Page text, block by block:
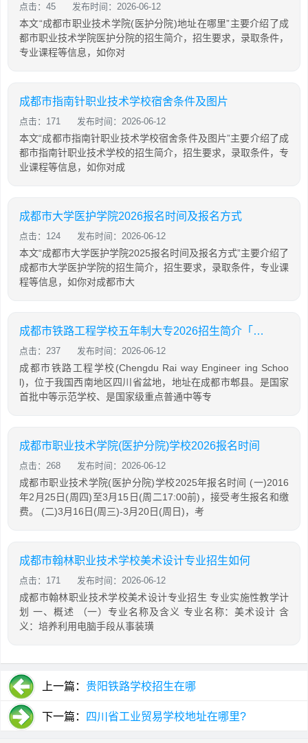
点击：45 发布时间：2026-06-12
本文“成都市职业技术学院(医护分院)地址在哪里”主要介绍了成
都市职业技术学院医护分院的招生简介，招生要求，录取条件，
专业课程等信息，如你对
成都市指南针职业技术学校宿舍条件及图片
点击：171 发布时间：2026-06-12
本文“成都市指南针职业技术学校宿舍条件及图片”主要介绍了成
都市指南针职业技术学校的招生简介，招生要求，录取条件，专
业课程等信息，如你对成
成都市大学医护学院2026报名时间及报名方式
点击：124 发布时间：2026-06-12
本文“成都市大学医护学院2025报名时间及报名方式”主要介绍了
成都市大学医护学院的招生简介，招生要求，录取条件，专业课
程等信息，如你对成都市大
成都市铁路工程学校五年制大专2026招生简介「2026年更新」
点击：237 发布时间：2026-06-12
成都市铁路工程学校(Chengdu Rai way Engineer ing Schoo
l)，位于我国西南地区四川省盆地，地址在成都市郫县。是国家
首批中等示范学校、是国家级重点普通中等专
成都市职业技术学院(医护分院)学校2026报名时间
点击：268 发布时间：2026-06-12
成都市职业技术学院(医护分院)学校2025年报名时间 (一)2016
年2月25日(周四)至3月15日(周二17:00前)，接受考生报名和缴
费。 (二)3月16日(周三)-3月20日(周日)，考
成都市翰林职业技术学校美术设计专业招生如何
点击：171 发布时间：2026-06-12
成都市翰林职业技术学校美术设计专业招生 专业实施性教学计
划 一、概述 （一）专业名称及含义 专业名称：美术设计 含
义：培养利用电脑手段从事装璜
上一篇： 贵阳铁路学校招生在哪
下一篇： 四川省工业贸易学校地址在哪里?